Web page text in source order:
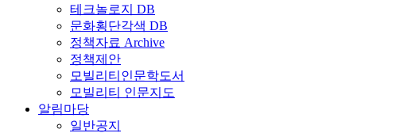
테크놀로지 DB
문화횡단각색 DB
정책자료 Archive
정책제안
모빌리티인문학도서
모빌리티 인문지도
알림마당
일반공지